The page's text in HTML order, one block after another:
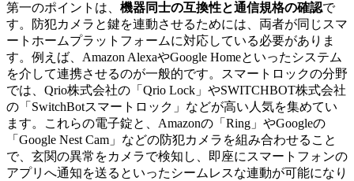
第一のポイントは、 機器同士の互換性と通信規格の確認で
す。防犯カメラと鍵を連動させるためには、両者が同じスマ
ートホームプラットフォームに対応している必要がありま
す。例えば、Amazon AlexaやGoogle Homeといったシステム
を介して連携させるのが一般的です。スマートロックの分野
では、Qrio株式会社の「Qrio Lock」やSWITCHBOT株式会社
の「SwitchBotスマートロック」などが高い人気を集めてい
ます。これらの電子錠と、Amazonの「Ring」やGoogleの
「Google Nest Cam」などの防犯カメラを組み合わせること
で、玄関の異常をカメラで検知し、即座にスマートフォンの
アプリへ通知を送るといったシームレスな連動が可能になり